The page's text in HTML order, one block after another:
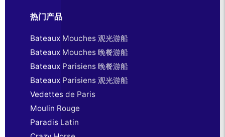
热门产品
Bateaux Mouches 观光游船
Bateaux Mouches 晚餐游船
Bateaux Parisiens 晚餐游船
Bateaux Parisiens 观光游船
Vedettes de Paris
Moulin Rouge
Paradis Latin